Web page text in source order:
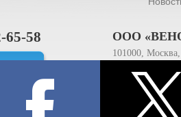
65-58 ООО
101000,
ИНН
и профилей 2026.